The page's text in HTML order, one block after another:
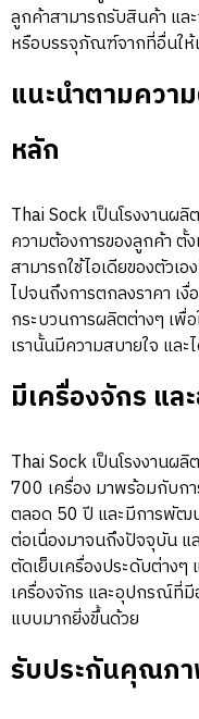
ลูกค้าสามารถรับสินค้า แล
หรือบรรจุภัณฑ์จากที่อื่นให้
แนะนำตามควา
หลัก
Thai Sock เป็นโรงงานผ
ความต้องการของลูกค้า ตั้
สามารถใช้ไอเดียของตัวเ
ไปจนถึงการตกลงราคา เงื่
กระบวนการผลิตต่างๆ เ
เรานั้นมีความสบายใจ แล
มีเครื่องจักร แ
Thai Sock เป็นโรงงานผ
700 เครื่อง มาพร้อมกับก
ตลอด 50 ปี และมีการพัฒ
ต่อเนื่องมาจนถึงปัจจุบัน แ
ตัดเย็บเครื่องประดับต่างๆ
เครื่องจักร และอุปกรณ์ที่
แบบมากยิ่งขึ้นด้วย
รับประกันคุณภ